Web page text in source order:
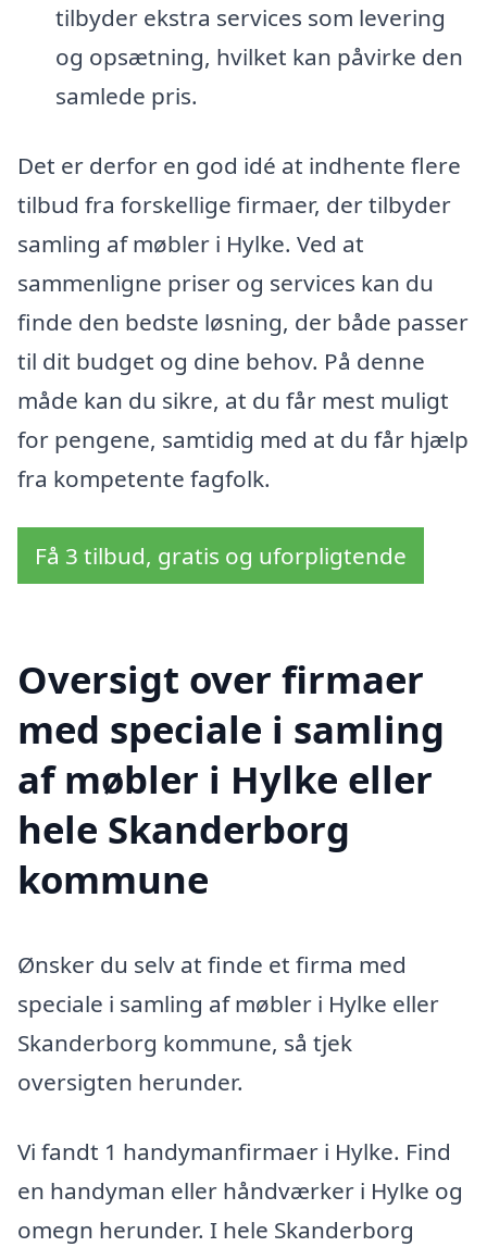
tilbyder ekstra services som levering
og opsætning, hvilket kan påvirke den
samlede pris.
Det er derfor en god idé at indhente flere
tilbud fra forskellige firmaer, der tilbyder
samling af møbler i Hylke. Ved at
sammenligne priser og services kan du
finde den bedste løsning, der både passer
til dit budget og dine behov. På denne
måde kan du sikre, at du får mest muligt
for pengene, samtidig med at du får hjælp
fra kompetente fagfolk.
Få 3 tilbud, gratis og uforpligtende
Oversigt over firmaer
med speciale i samling
af møbler i Hylke eller
hele Skanderborg
kommune
Ønsker du selv at finde et firma med
speciale i samling af møbler i Hylke eller
Skanderborg kommune, så tjek
oversigten herunder.
Vi fandt 1 handymanfirmaer i Hylke. Find
en handyman eller håndværker i Hylke og
omegn herunder. I hele Skanderborg